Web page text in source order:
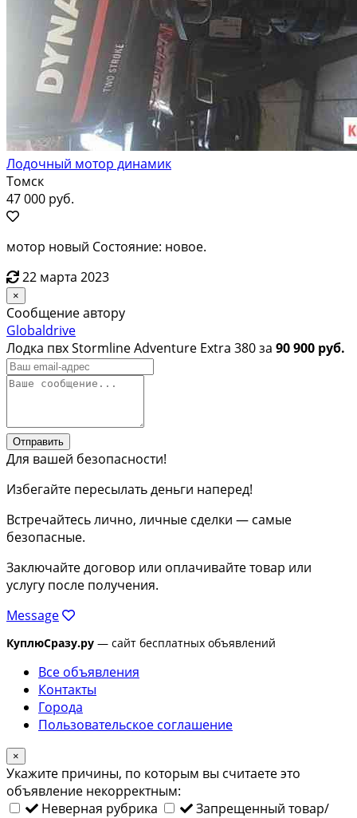
Лодочный мотор динамик
Томск
47 000 руб.
мотор новый Состояние: новое.
22 марта 2023
×
Сообщение автору
Globaldrive
Лодка пвх Stormline Adventure Extra 380 за 90 900 руб.
Отправить
Для вашей безопасности!
Избегайте пересылать деньги наперед!
Встречайтесь лично, личные сделки — самые
безопасные.
Заключайте договор или оплачивайте товар или
услугу после получения.
Message
КуплюСразу.ру — сайт бесплатных объявлений
Все объявления
Контакты
Города
Пользовательское соглашение
×
Укажите причины, по которым вы считаете это
объявление некорректным:
Неверная рубрика
Запрещенный товар/